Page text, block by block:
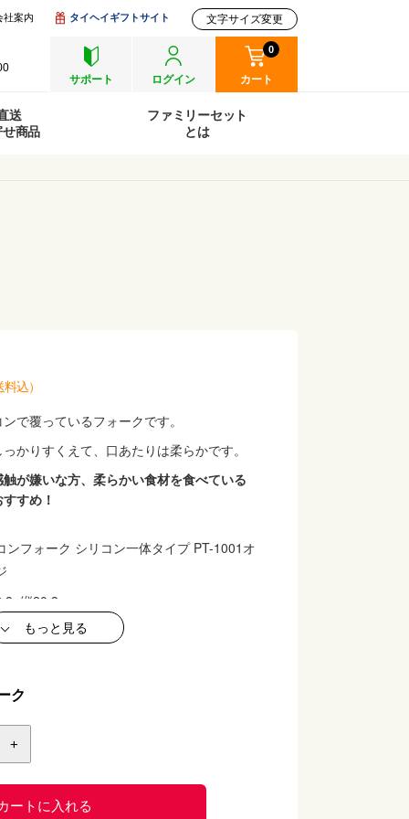
サポート
ログイン カート
0
社案内 タイヘイギフトサイト 文字サイズ変更
送
せ商品
ファミリーセット
とは
料込）
で覆っているフォークです。
かりすくえて、口あたりは柔らかです。
が嫌いな方、柔らかい食材を食べている
すめ！
ンフォーク シリコン一体タイプ PT-1001オ
縦20.3㎝
イロン６６
能
もっと見る
ク
+
ートに入れる